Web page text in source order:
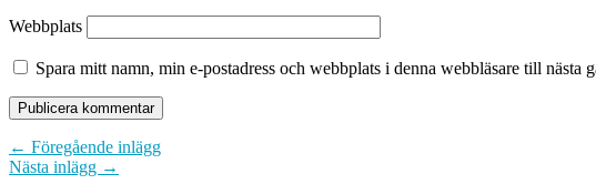
Webbplats
Spara mitt namn, min e-postadress och webbplats i denna webbläsare till nästa
← Föregående inlägg
Nästa inlägg →